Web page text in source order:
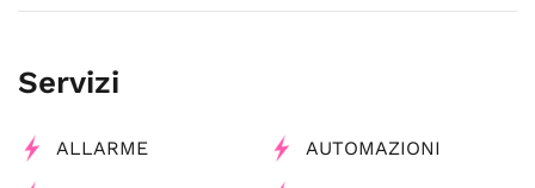
Servizi
ALLARME AUTOMAZIONI